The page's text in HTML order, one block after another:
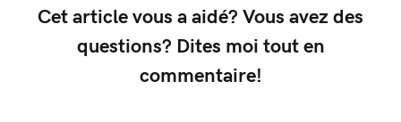
Cet article vous a aidé? Vous avez des
questions? Dites moi tout en
commentaire!